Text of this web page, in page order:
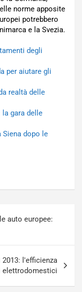
norme apposite
potrebbero
e la Svezia.
degli
per aiutare gli
realtà delle
gara delle
Siena dopo le
auto europee:
l'efficienza
elettrodomestici